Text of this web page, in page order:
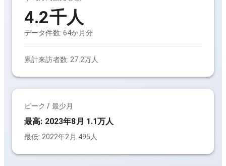
4.2千人
データ件数:64か月分
累計来訪者数: 27.2万人
ピーク / 最少月
最高: 2023年8月 1.1万人
最低: 2022年2月 495人